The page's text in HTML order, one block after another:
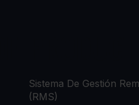
Sistema De Gestión
(RMS)